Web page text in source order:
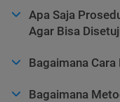
Apa Saja
Agar Bisa
Bagaimana Cara
Bagaimana